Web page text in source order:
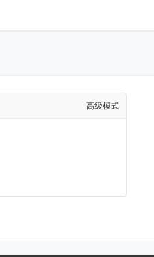
高级模式